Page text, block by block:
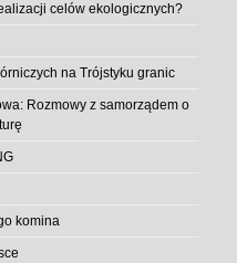
celów ekologicznych?
na Trójstyku granic
Rozmowy z samorządem o
komina